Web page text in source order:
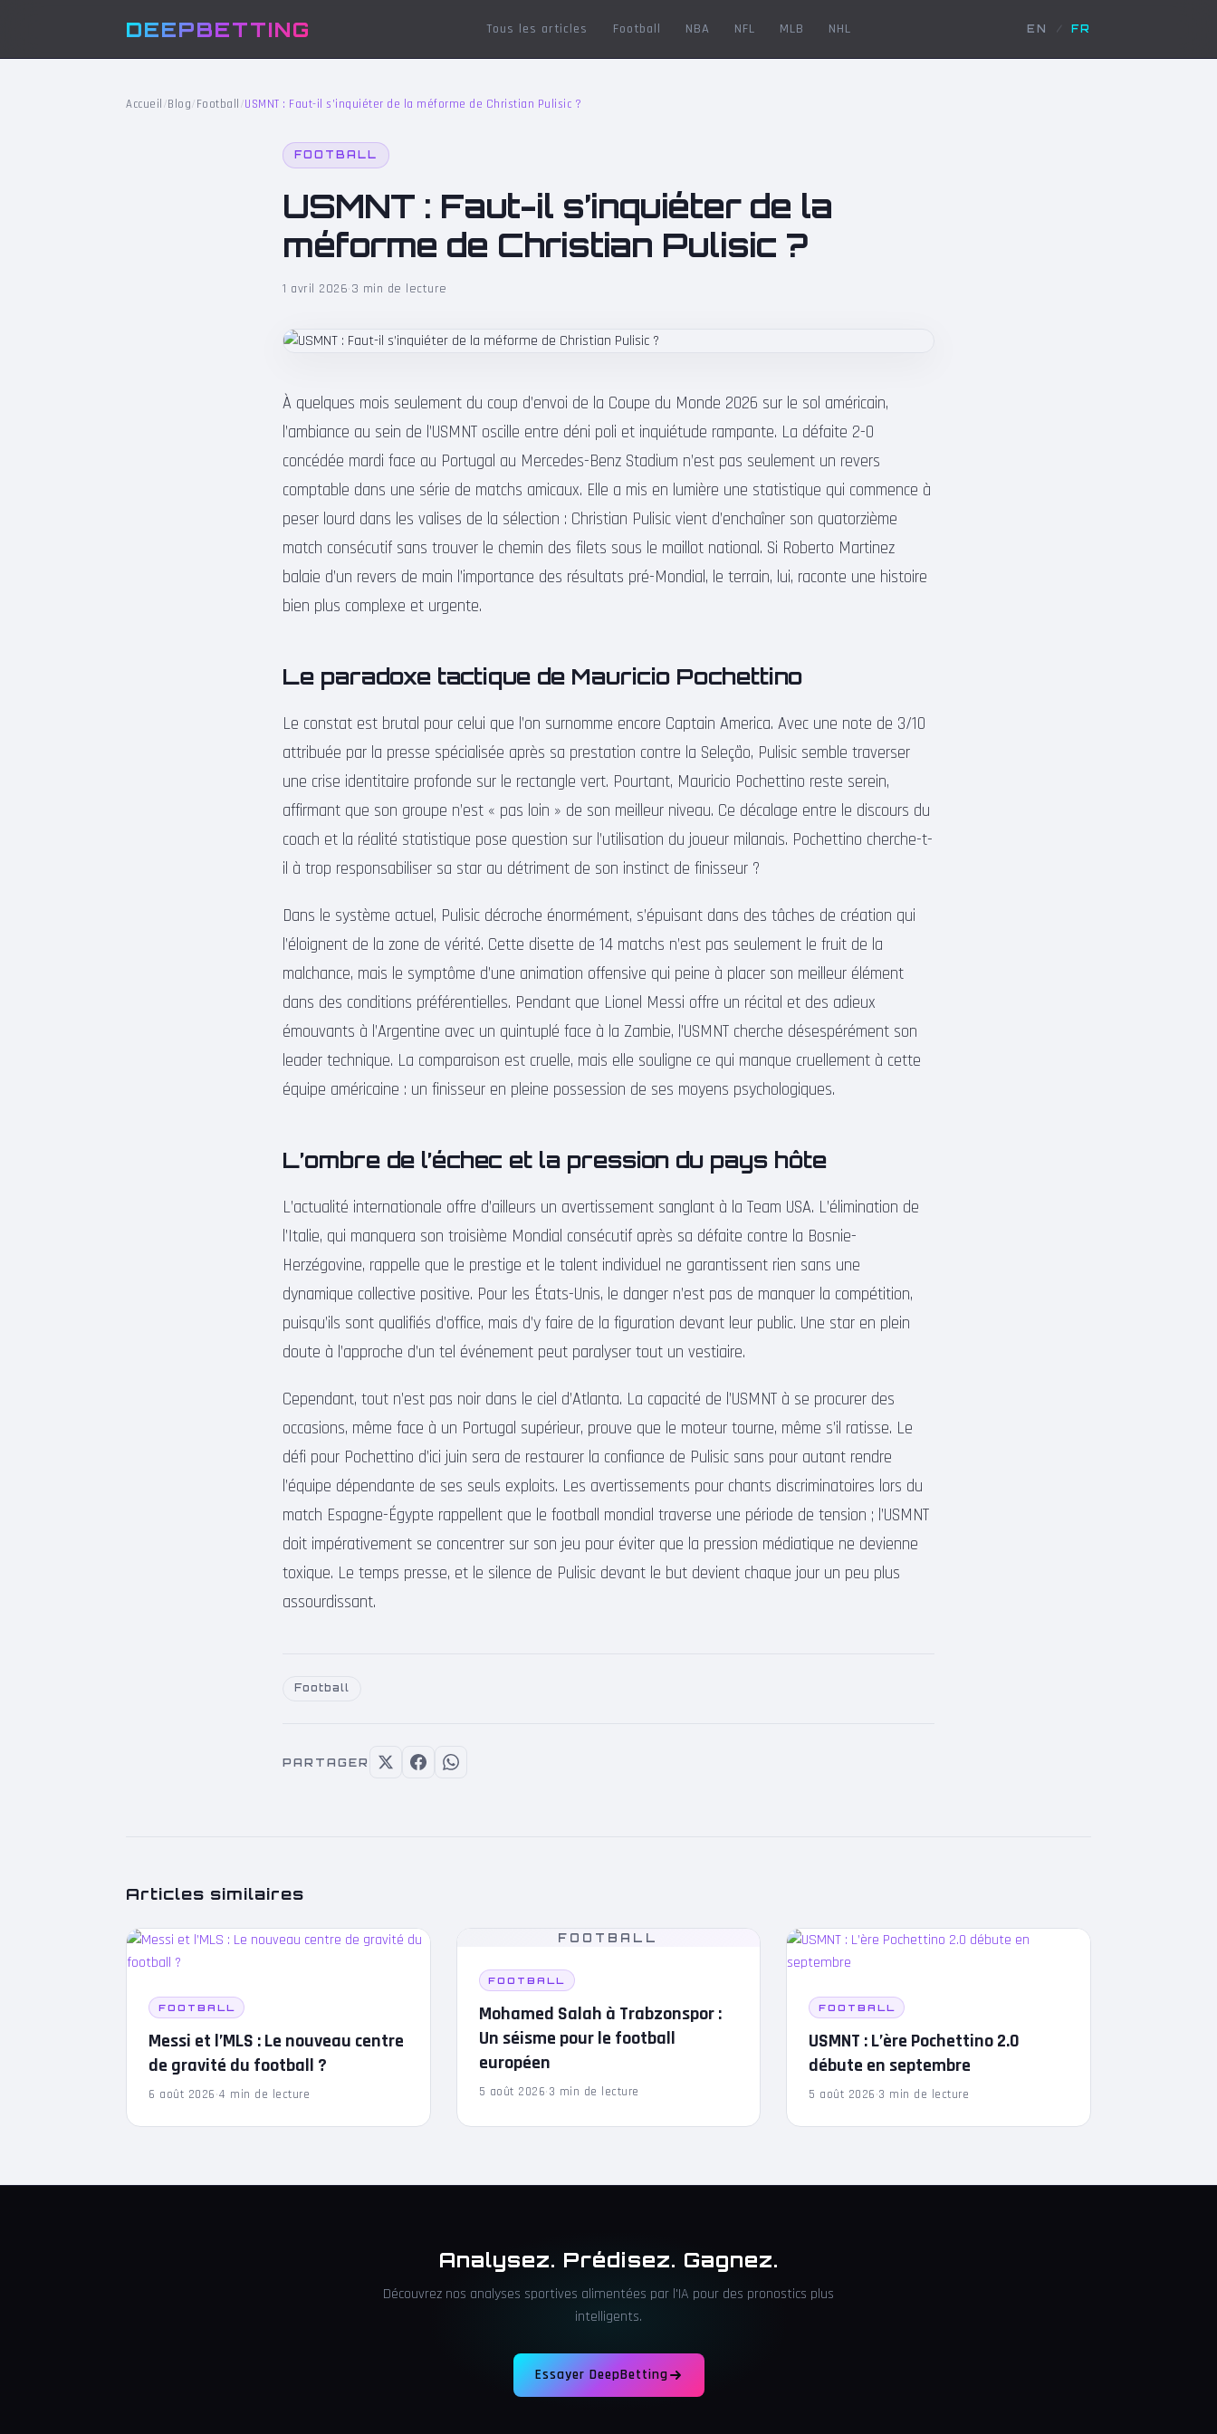
DEEPBETTING Tous les articles Football NBA NFL MLB NHL EN / FR
Accueil /Blog/Football /USMNT : Faut-il s’inquiéter de la méforme de Christian Pulisic ?
FOOTBALL
USMNT : Faut-il s’inquiéter de la
méforme de Christian Pulisic ?
1 avril 2026·3 min de lecture
À quelques mois seulement du coup d’envoi de la Coupe du Monde 2026 sur le sol américain,
l’ambiance au sein de l’USMNT oscille entre déni poli et inquiétude rampante. La défaite 2-0
concédée mardi face au Portugal au Mercedes-Benz Stadium n’est pas seulement un revers
comptable dans une série de matchs amicaux. Elle a mis en lumière une statistique qui commence à
peser lourd dans les valises de la sélection : Christian Pulisic vient d’enchaîner son quatorzième
match consécutif sans trouver le chemin des filets sous le maillot national. Si Roberto Martinez
balaie d’un revers de main l’importance des résultats pré-Mondial, le terrain, lui, raconte une histoire
bien plus complexe et urgente.
Le paradoxe tactique de Mauricio Pochettino
Le constat est brutal pour celui que l’on surnomme encore Captain America. Avec une note de 3/10
attribuée par la presse spécialisée après sa prestation contre la Seleção, Pulisic semble traverser
une crise identitaire profonde sur le rectangle vert. Pourtant, Mauricio Pochettino reste serein,
affirmant que son groupe n’est « pas loin » de son meilleur niveau. Ce décalage entre le discours du
coach et la réalité statistique pose question sur l’utilisation du joueur milanais. Pochettino cherche-t-
il à trop responsabiliser sa star au détriment de son instinct de finisseur ?
Dans le système actuel, Pulisic décroche énormément, s’épuisant dans des tâches de création qui
l’éloignent de la zone de vérité. Cette disette de 14 matchs n’est pas seulement le fruit de la
malchance, mais le symptôme d’une animation offensive qui peine à placer son meilleur élément
dans des conditions préférentielles. Pendant que Lionel Messi offre un récital et des adieux
émouvants à l’Argentine avec un quintuplé face à la Zambie, l’USMNT cherche désespérément son
leader technique. La comparaison est cruelle, mais elle souligne ce qui manque cruellement à cette
équipe américaine : un finisseur en pleine possession de ses moyens psychologiques.
L’ombre de l’échec et la pression du pays hôte
L’actualité internationale offre d’ailleurs un avertissement sanglant à la Team USA. L’élimination de
l’Italie, qui manquera son troisième Mondial consécutif après sa défaite contre la Bosnie-
Herzégovine, rappelle que le prestige et le talent individuel ne garantissent rien sans une
dynamique collective positive. Pour les États-Unis, le danger n’est pas de manquer la compétition,
puisqu’ils sont qualifiés d’office, mais d’y faire de la figuration devant leur public. Une star en plein
doute à l’approche d’un tel événement peut paralyser tout un vestiaire.
Cependant, tout n’est pas noir dans le ciel d’Atlanta. La capacité de l’USMNT à se procurer des
occasions, même face à un Portugal supérieur, prouve que le moteur tourne, même s’il ratisse. Le
défi pour Pochettino d’ici juin sera de restaurer la confiance de Pulisic sans pour autant rendre
l’équipe dépendante de ses seuls exploits. Les avertissements pour chants discriminatoires lors du
match Espagne-Égypte rappellent que le football mondial traverse une période de tension ; l’USMNT
doit impérativement se concentrer sur son jeu pour éviter que la pression médiatique ne devienne
toxique. Le temps presse, et le silence de Pulisic devant le but devient chaque jour un peu plus
assourdissant.
Football
PARTAGER
Articles similaires
FOOTBALL
Messi et l’MLS : Le nouveau centre
de gravité du football ?
6 août 2026·4 min de lecture
FOOTBALL
FOOTBALL
Mohamed Salah à Trabzonspor :
Un séisme pour le football
européen
5 août 2026·3 min de lecture
FOOTBALL
USMNT : L’ère Pochettino 2.0
débute en septembre
5 août 2026·3 min de lecture
Analysez. Prédisez. Gagnez.
Découvrez nos analyses sportives alimentées par l'IA pour des pronostics plus
intelligents.
Essayer DeepBetting